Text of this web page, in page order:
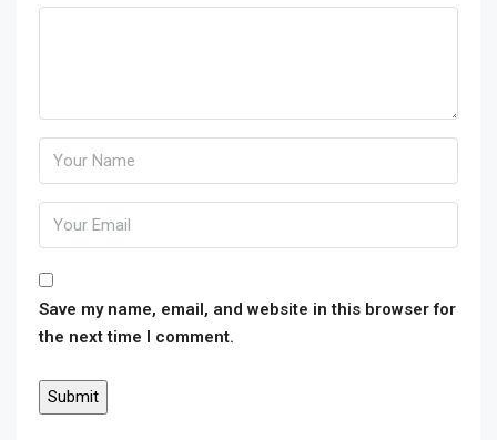
Save my name, email, and website in this browser for
the next time I comment.